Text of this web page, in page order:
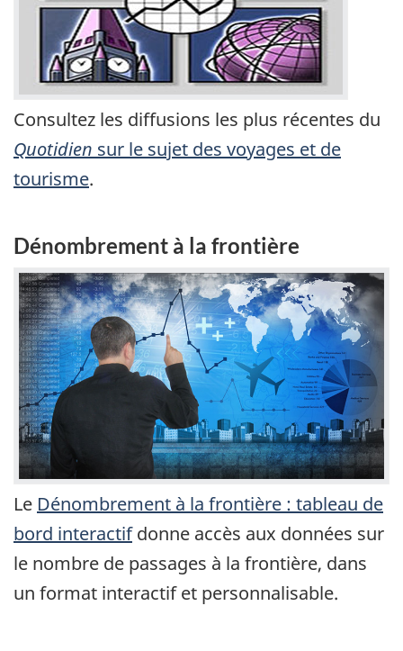
Consultez les diffusions les plus récentes du
Quotidien sur le sujet des voyages et de
tourisme.
Dénombrement à la frontière
Le Dénombrement à la frontière : tableau de
bord interactifdonne accès aux données sur
le nombre de passages à la frontière, dans
un format interactif et personnalisable.